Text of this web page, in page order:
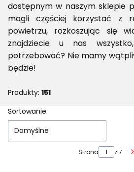
dostępnym w naszym sklepie
mogli częściej korzystać z
powietrzu, rozkoszując się
znajdziecie u nas
potrzebować? Nie mamy
będzie!
Produkty: 151
Lista produktów
Sortowanie:
Domyślne
Strona z 7